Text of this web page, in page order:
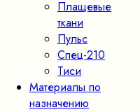
Плащевые
ткани
Пульс
Спец-210
Тиси
Материалы по
назначению